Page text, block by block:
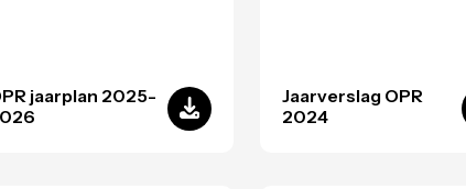
jaarplan 2025-
Jaarverslag OPR
2024